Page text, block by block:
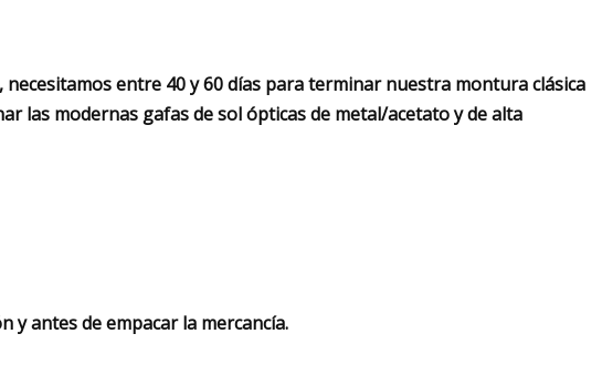
entre 40 y 60 días para terminar nuestra montura clásica
las modernas gafas de sol ópticas de metal/acetato y de alta
y antes de empacar la mercancía.